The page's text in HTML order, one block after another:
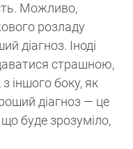
Можливо,
розладу
діагноз. Іноді
страшною,
іншого боку, як
діагноз — це
буде зрозуміло,